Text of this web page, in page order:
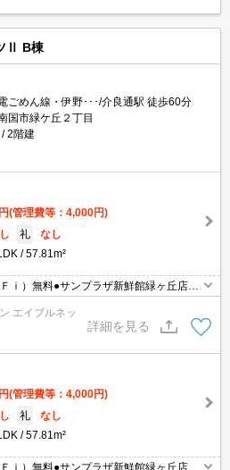
Ⅱ B棟
ごめん線・伊野･･･/介良通駅 徒歩60分
国市緑ケ丘２丁目
2階建
(管理費等：4,000円)
礼
なし
57.81m²
ｉ）無料●サンプラザ新鮮館緑ヶ丘店ま
エイブルネッ
詳細を見る
(管理費等：4,000円)
礼
なし
57.81m²
ｉ）無料●サンプラザ新鮮館緑ヶ丘店ま